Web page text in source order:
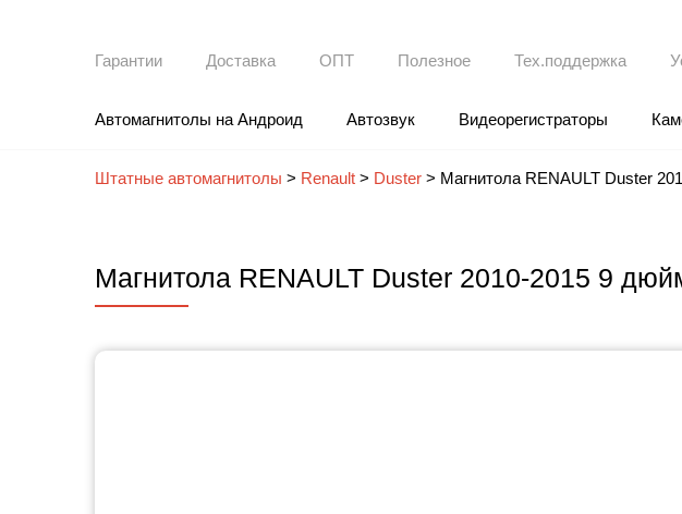
Гарантии Доставка ОПТ Полезное Тех.поддержка
Автомагнитолы на Андроид Автозвук Видеорегистраторы
Штатные автомагнитолы > Renault > Duster > Магнитола RENAULT Duster
Магнитола RENAULT Duster 2010-2015 9